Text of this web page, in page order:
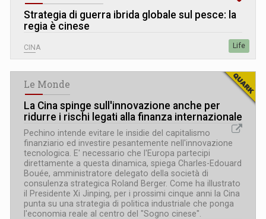
Strategia di guerra ibrida globale sul pesce: la
regia è cinese
CINA Life
Le Monde
La Cina spinge sull'innovazione anche per
ridurre i rischi legati alla finanza internazionale
Pechino intende evitare le insidie del capitalismo
finanziario ed investire pesantemente nell'innovazione
tecnologica. E' necessario che l'Europa partecipi
direttamente a questa dinamica, spiega Charles-Edouard
Bouée, amministratore delegato della società di
consulenza strategica Roland Berger. Come ha illustrato
il Presidente Xi Jinping, per i prossimi cinque anni la Cina
punta su una strategia di politica industriale che ponga
l'economia reale al centro del "Sogno cinese".